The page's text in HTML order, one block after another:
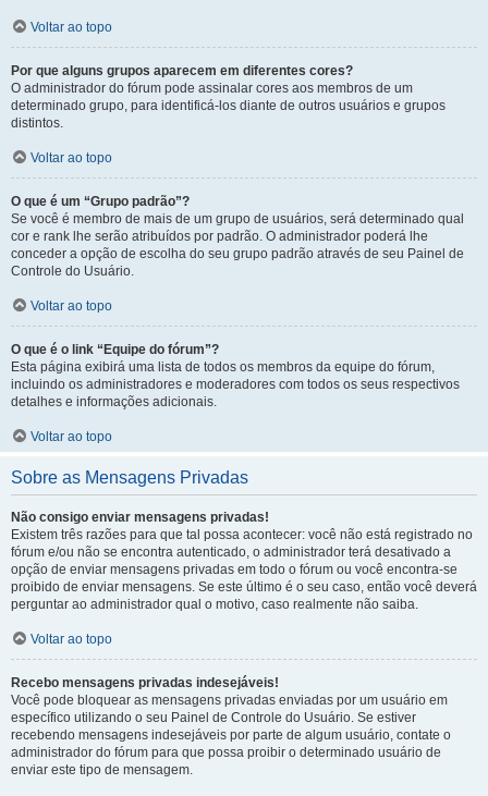
Voltar ao topo
Por que alguns grupos aparecem em diferentes cores?
O administrador do fórum pode assinalar cores aos membros de um
determinado grupo, para identificá-los diante de outros usuários e grupos
distintos.
Voltar ao topo
O que é um “Grupo padrão”?
Se você é membro de mais de um grupo de usuários, será determinado qual
cor e rank lhe serão atribuídos por padrão. O administrador poderá lhe
conceder a opção de escolha do seu grupo padrão através de seu Painel de
Controle do Usuário.
Voltar ao topo
O que é o link “Equipe do fórum”?
Esta página exibirá uma lista de todos os membros da equipe do fórum,
incluindo os administradores e moderadores com todos os seus respectivos
detalhes e informações adicionais.
Voltar ao topo
Sobre as Mensagens Privadas
Não consigo enviar mensagens privadas!
Existem três razões para que tal possa acontecer: você não está registrado no
fórum e/ou não se encontra autenticado, o administrador terá desativado a
opção de enviar mensagens privadas em todo o fórum ou você encontra-se
proibido de enviar mensagens. Se este último é o seu caso, então você deverá
perguntar ao administrador qual o motivo, caso realmente não saiba.
Voltar ao topo
Recebo mensagens privadas indesejáveis!
Você pode bloquear as mensagens privadas enviadas por um usuário em
específico utilizando o seu Painel de Controle do Usuário. Se estiver
recebendo mensagens indesejáveis por parte de algum usuário, contate o
administrador do fórum para que possa proibir o determinado usuário de
enviar este tipo de mensagem.